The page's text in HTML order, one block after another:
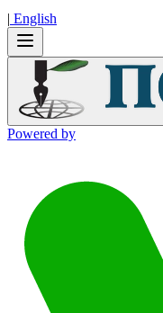
| Εnglish
Powered by